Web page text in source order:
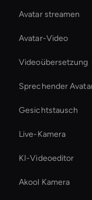
Avatar streamen
Avatar-Video
Videoübersetzung
Sprechender
Gesichtstausch
Live-Kamera
KI-Videoeditor
Akool Kamera